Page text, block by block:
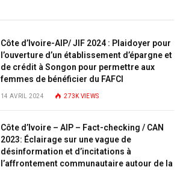
Côte d’Ivoire-AIP/ JIF 2024 : Plaidoyer pour
l’ouverture d’un établissement d’épargne et
de crédit à Songon pour permettre aux
femmes de bénéficier du FAFCI
14 AVRIL 2024 273K VIEWS
Côte d’Ivoire – AIP – Fact-checking / CAN
2023: Éclairage sur une vague de
désinformation et d’incitations à
l’affrontement communautaire autour de la